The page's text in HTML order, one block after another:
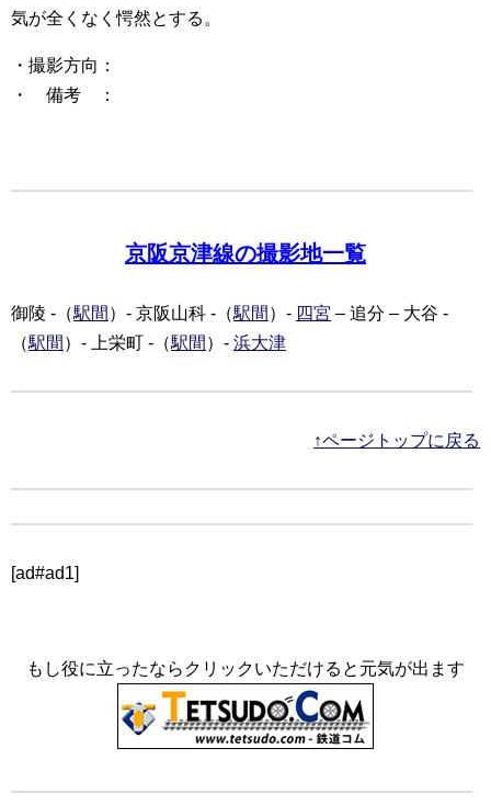
気が全くなく愕然とする。
・撮影方向：
・ 備考 ：
京阪京津線の撮影地一覧
御陵 -（駅間 ）- 京阪山科 -（駅間 ）- 四宮 – 追分 – 大谷 -
（駅間 ）- 上栄町 -（駅間 ）- 浜大津
↑ページトップに戻る
[ad#ad1]
もし役に立ったならクリックいただけると元気が出ます